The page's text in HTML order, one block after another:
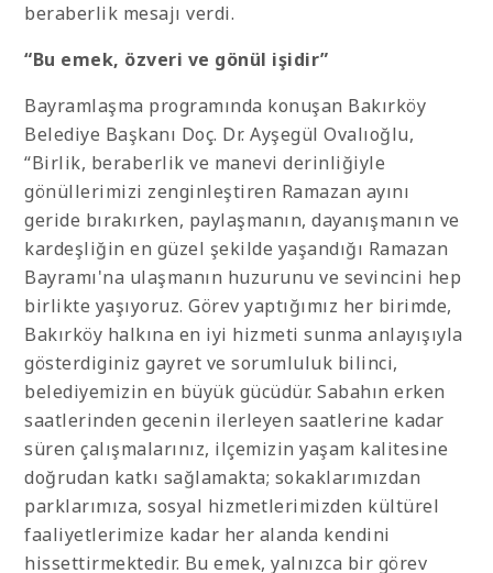
beraberlik mesajı verdi.
“Bu emek, özveri ve gönül işidir”
Bayramlaşma programında konuşan Bakırköy
Belediye Başkanı Doç. Dr. Ayşegül Ovalıoğlu,
“Birlik, beraberlik ve manevi derinliğiyle
gönüllerimizi zenginleştiren Ramazan ayını
geride bırakırken, paylaşmanın, dayanışmanın ve
kardeşliğin en güzel şekilde yaşandığı Ramazan
Bayramı'na ulaşmanın huzurunu ve sevincini hep
birlikte yaşıyoruz. Görev yaptığımız her birimde,
Bakırköy halkına en iyi hizmeti sunma anlayışıyla
gösterdiginiz gayret ve sorumluluk bilinci,
belediyemizin en büyük gücüdür. Sabahın erken
saatlerinden gecenin ilerleyen saatlerine kadar
süren çalışmalarınız, ilçemizin yaşam kalitesine
doğrudan katkı sağlamakta; sokaklarımızdan
parklarımıza, sosyal hizmetlerimizden kültürel
faaliyetlerimize kadar her alanda kendini
hissettirmektedir. Bu emek, yalnızca bir görev